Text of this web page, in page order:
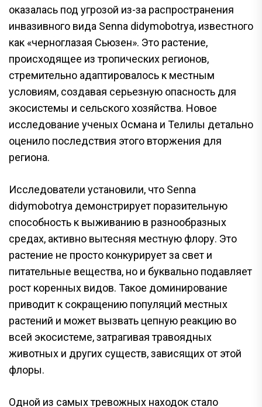
оказалась под угрозой из-за распространения
инвазивного вида Senna didymobotrya, известного
как «черноглазая Сьюзен». Это растение,
происходящее из тропических регионов,
стремительно адаптировалось к местным
условиям, создавая серьезную опасность для
экосистемы и сельского хозяйства. Новое
исследование ученых Османа и Телилы детально
оценило последствия этого вторжения для
региона.
Исследователи установили, что Senna
didymobotrya демонстрирует поразительную
способность к выживанию в разнообразных
средах, активно вытесняя местную флору. Это
растение не просто конкурирует за свет и
питательные вещества, но и буквально подавляет
рост коренных видов. Такое доминирование
приводит к сокращению популяций местных
растений и может вызвать цепную реакцию во
всей экосистеме, затрагивая травоядных
животных и других существ, зависящих от этой
флоры.
Одной из самых тревожных находок стало